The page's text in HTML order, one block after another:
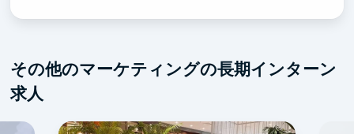
その他のマーケティングの長期インターン
求人